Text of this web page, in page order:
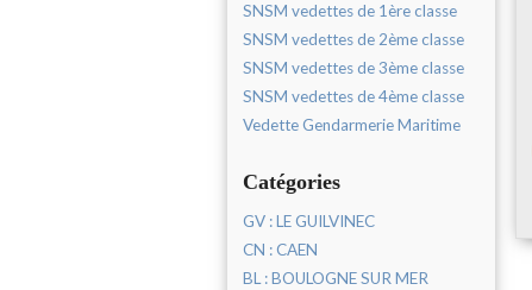
SNSM vedettes de 1ère classe
SNSM vedettes de 2ème classe
SNSM vedettes de 3ème classe
SNSM vedettes de 4ème classe
Vedette Gendarmerie Maritime
Catégories
GV : LE GUILVINEC
CN : CAEN
BL : BOULOGNE SUR MER